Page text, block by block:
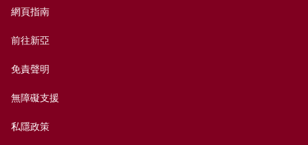
網頁指南
前往新亞
免責聲明
無障礙支援
私隱政策